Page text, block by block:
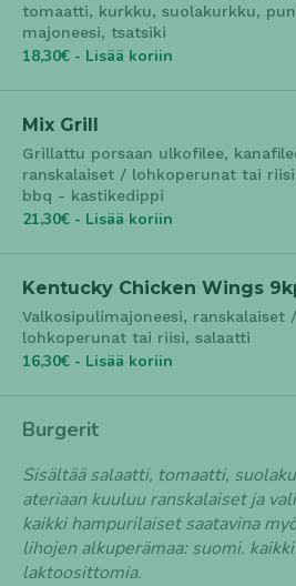
tomaatti, kurkku, suolakurkku,
majoneesi, tsatsiki
18,30€ - Lisää koriin
Mix Grill
Grillattu porsaan ulkofilee,
ranskalaiset / lohkoperunat tai
bbq - kastikedippi
21,30€ - Lisää koriin
Kentucky Chicken Wings
Valkosipulimajoneesi, ranskalaiset /
lohkoperunat tai riisi, salaatti
16,30€ - Lisää koriin
Burgerit
Sisältää salaatti, tomaatti,
ateriaan kuuluu ranskalaiset ja
kaikki hampurilaiset saatavina
lihojen alkuperämaa: suomi.
laktoosittomia.